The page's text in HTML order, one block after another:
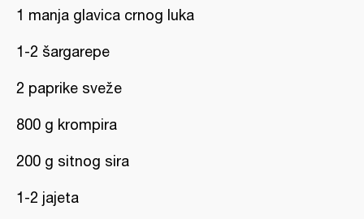
1 manja glavica crnog luka
1-2 šargarepe
2 paprike sveže
800 g krompira
200 g sitnog sira
1-2 jajeta